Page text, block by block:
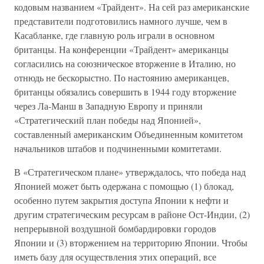
кодовым названием «Трайдент». На сей раз американские
представители подготовились намного лучше, чем в
Касабланке, где главную роль играли в основном
британцы. На конференции «Трайдент» американцы
согласились на союзническое вторжение в Италию, но
отнюдь не бескорыстно. По настоянию американцев,
британцы обязались совершить в 1944 году вторжение
через Ла-Манш в Западную Европу и приняли
«Стратегический план победы над Японией»,
составленный американским Объединенным комитетом
начальников штабов и подчиненными комитетами.
В «Стратегическом плане» утверждалось, что победа над
Японией может быть одержана с помощью (1) блокад,
особенно путем закрытия доступа Японии к нефти и
другим стратегическим ресурсам в районе Ост-Индии, (2)
непрерывной воздушной бомбардировки городов
Японии и (3) вторжением на территорию Японии. Чтобы
иметь базу для осуществления этих операций, все